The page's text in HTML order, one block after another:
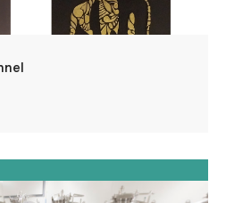
producing natural organic